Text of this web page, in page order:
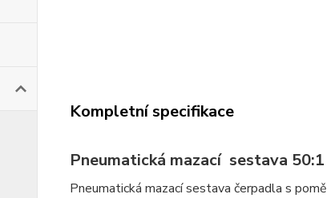
Kompletní specifikace
Pneumatická mazací sestava
Pneumatická mazací sestava čerpadla s